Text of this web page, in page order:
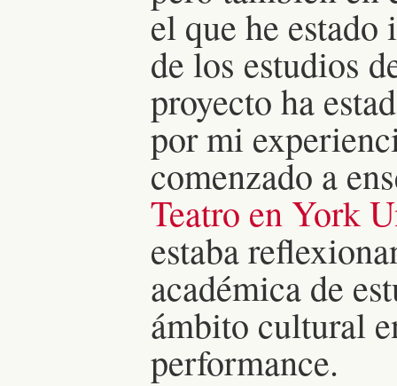
el que he
de los estudios
proyecto ha
por mi
comenzado a
Teatro en York
estaba
académica de
ámbito cultural
performance.